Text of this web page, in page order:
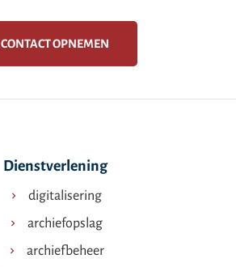
CONTACT OPNEMEN
Dienstverlening
digitalisering
archiefopslag
archiefbeheer